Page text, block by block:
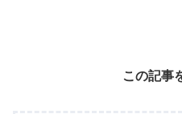
この記事